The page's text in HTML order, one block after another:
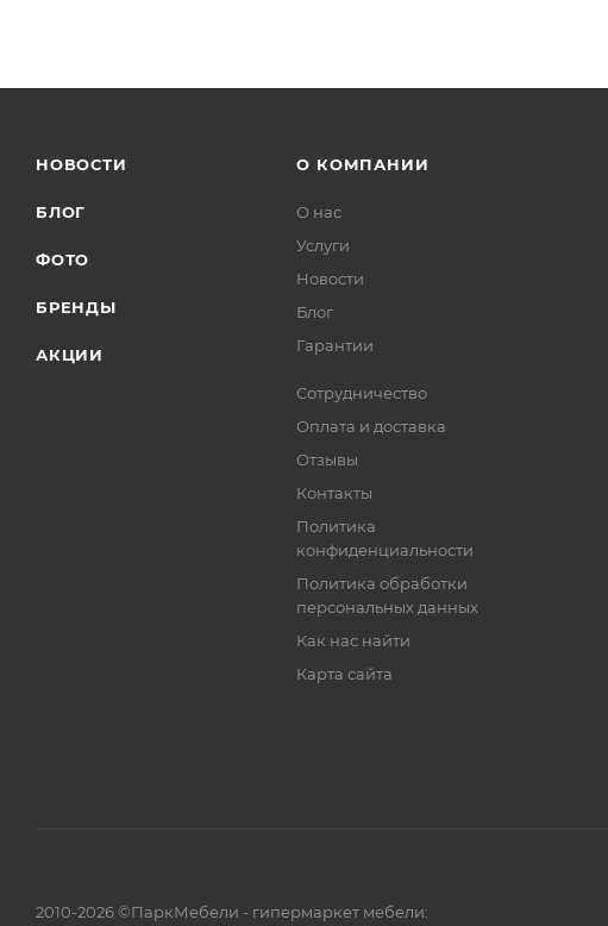
НОВОСТИ
БЛОГ
ФОТО
БРЕНДЫ
АКЦИИ
О КОМПАНИИ
О нас
Услуги
Новости
Блог
Гарантии
Сотрудничество
Оплата и доставка
Отзывы
Контакты
Политика
конфиденциальности
Политика обработки
персональных данных
Как нас найти
Карта сайта
2010-2026 ©ПаркМебели - гипермаркет мебели: